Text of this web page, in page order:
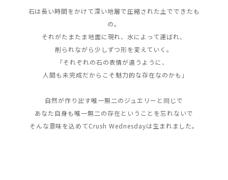
石は長い時間をかけて深い地層で圧縮された土でできたも
の。
それがたまたま地面に現れ、水によって運ばれ、
削られながら少しずつ形を変えていく。
｢それぞれの石の表情が違うように、
人間も未完成だからこそ魅力的な存在なのかも｣
自然が作り出す唯一無二のジュエリーと同じで
あなた自身も唯一無二の存在ということを忘れないで
そんな意味を込めてCrush Wednesdayは生まれました。